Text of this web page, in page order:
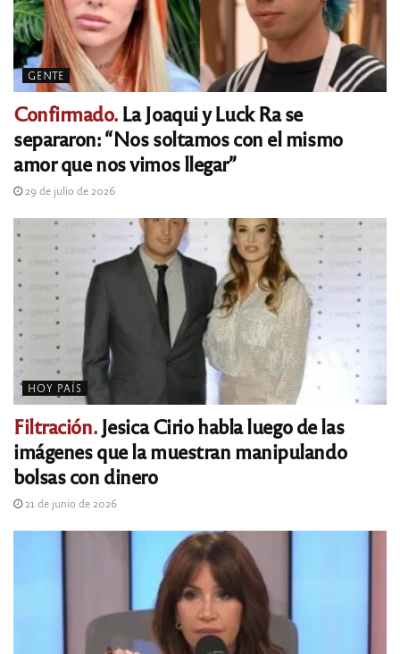
GENTE
Confirmado.La Joaqui y Luck Ra se
separaron: “Nos soltamos con el mismo
amor que nos vimos llegar”
29 de julio de 2026
HOY PAÍS
Filtración.Jesica Cirio habla luego de las
imágenes que la muestran manipulando
bolsas con dinero
21 de junio de 2026